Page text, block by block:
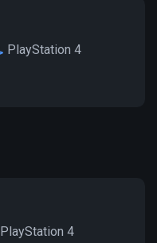
PlayStation 4
PlayStation 4